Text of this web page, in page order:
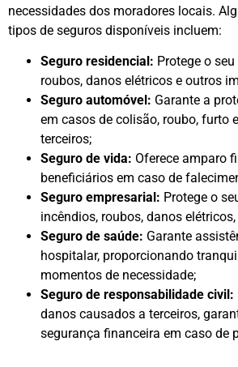
necessidades dos moradores locais.
tipos de seguros disponíveis incluem:
Seguro residencial: Protege o
roubos, danos elétricos e outros
Seguro automóvel: Garante a
em casos de colisão, roubo, furto
terceiros;
Seguro de vida: Oferece amparo
beneficiários em caso de
Seguro empresarial: Protege o
incêndios, roubos, danos
Seguro de saúde: Garante
hospitalar, proporcionando
momentos de necessidade;
Seguro de responsabilidade civil:
danos causados a terceiros,
segurança financeira em caso de